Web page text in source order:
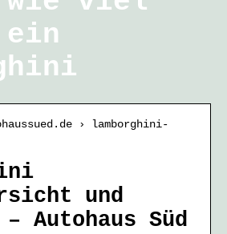
› lamborghini-
und
– Autohaus Süd